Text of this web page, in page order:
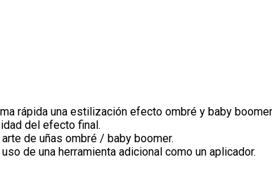
rápida una estilización efecto ombré y baby
del efecto final.
de uñas ombré / baby boomer.
de una herramienta adicional como un aplicador.